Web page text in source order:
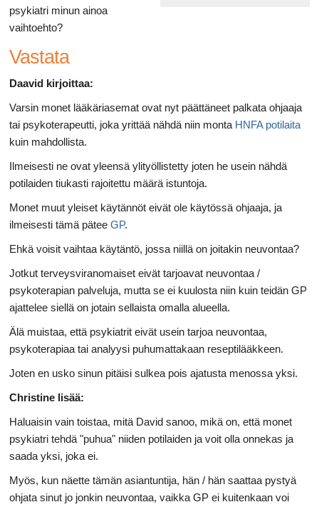
psykiatri minun ainoa
vaihtoehto?
Vastata
Daavid kirjoittaa:
Varsin monet lääkäriasemat ovat nyt päättäneet palkata ohjaaja
tai psykoterapeutti, joka yrittää nähdä niin monta HNFA potilaita
kuin mahdollista.
Ilmeisesti ne ovat yleensä ylityöllistetty joten he usein nähdä
potilaiden tiukasti rajoitettu määrä istuntoja.
Monet muut yleiset käytännöt eivät ole käytössä ohjaaja, ja
ilmeisesti tämä pätee GP.
Ehkä voisit vaihtaa käytäntö, jossa niillä on joitakin neuvontaa?
Jotkut terveysviranomaiset eivät tarjoavat neuvontaa /
psykoterapian palveluja, mutta se ei kuulosta niin kuin teidän GP
ajattelee siellä on jotain sellaista omalla alueella.
Älä muistaa, että psykiatrit eivät usein tarjoa neuvontaa,
psykoterapiaa tai analyysi puhumattakaan reseptilääkkeen.
Joten en usko sinun pitäisi sulkea pois ajatusta menossa yksi.
Christine lisää:
Haluaisin vain toistaa, mitä David sanoo, mikä on, että monet
psykiatri tehdä "puhua" niiden potilaiden ja voit olla onnekas ja
saada yksi, joka ei.
Myös, kun näette tämän asiantuntija, hän / hän saattaa pystyä
ohjata sinut jo jonkin neuvontaa, vaikka GP ei kuitenkaan voi